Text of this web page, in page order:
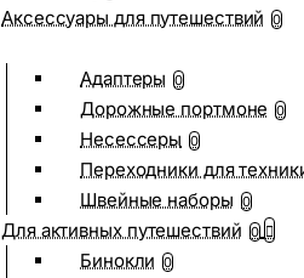
Аксессуары для путешествий 0
Адаптеры 0
Дорожные портмоне 0
Несессеры 0
Переходники для
Швейные наборы 0
Для активных путешествий 0
Бинокли 0